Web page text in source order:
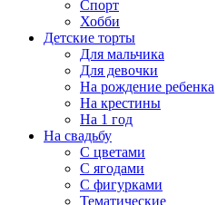
Спорт
Хобби
Детские торты
Для мальчика
Для девочки
На рождение ребенка
На крестины
На 1 год
На свадьбу
С цветами
С ягодами
С фигурками
Тематические